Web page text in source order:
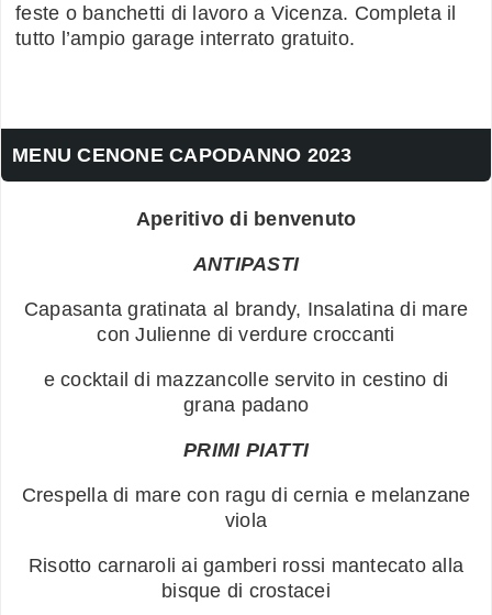
feste o banchetti di lavoro a Vicenza. Completa il
tutto l’ampio garage interrato gratuito.
MENU CENONE CAPODANNO 2023
Aperitivo di benvenuto
ANTIPASTI
Capasanta gratinata al brandy, Insalatina di mare
con Julienne di verdure croccanti
e cocktail di mazzancolle servito in cestino di
grana padano
PRIMI PIATTI
Crespella di mare con ragu di cernia e melanzane
viola
Risotto carnaroli ai gamberi rossi mantecato alla
bisque di crostacei